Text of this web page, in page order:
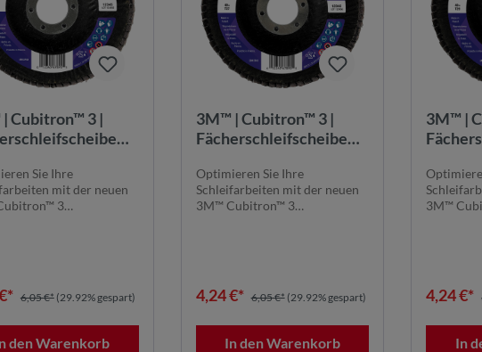
Cubitron™ 3 |
| 7100379507
Sie Ihre
mit der neuen
3
6,05 €* (29.92% gespart)
den Warenkorb
3M™ | Cubitron™ 3 |
Fächerschleifscheibe
mm, T27 | 7100379604
Optimieren Sie Ihre
Schleifarbeiten mit der neuen
3M™ Cubitron™ 3
4,24 €* 6,05 €* (29.92% gespart)
In den Warenkorb
3M™ |
mm,
3M™
4,24 €*
In